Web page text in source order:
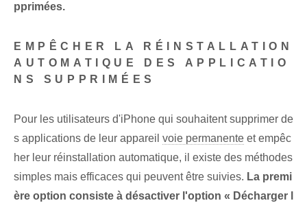
pprimées.
EMPÊCHER LA RÉINSTALLATION
AUTOMATIQUE DES APPLICATIO
NS SUPPRIMÉES
Pour les utilisateurs d'iPhone qui souhaitent supprimer de
s applications de leur appareil voie permanente et empêc
her leur réinstallation automatique, il existe des méthodes
simples mais efficaces qui peuvent être suivies. La premi
ère option consiste à désactiver l'option « Décharger l